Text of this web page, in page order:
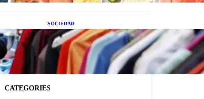
SOCIEDAD
Las grandes marcas globales
se suman a la tendencia de la
ropa de segunda mano
premium
CATEGORIES